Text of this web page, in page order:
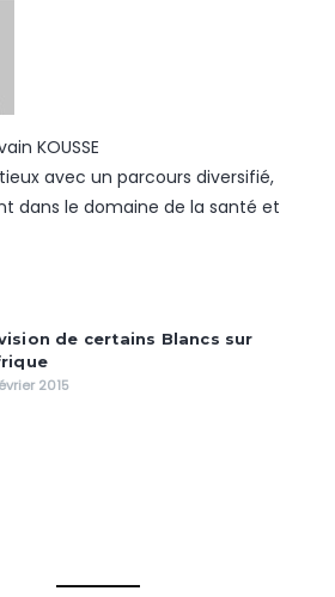
KOUSSE
avec un parcours diversifié,
dans le domaine de la santé et
de certains Blancs sur
2015